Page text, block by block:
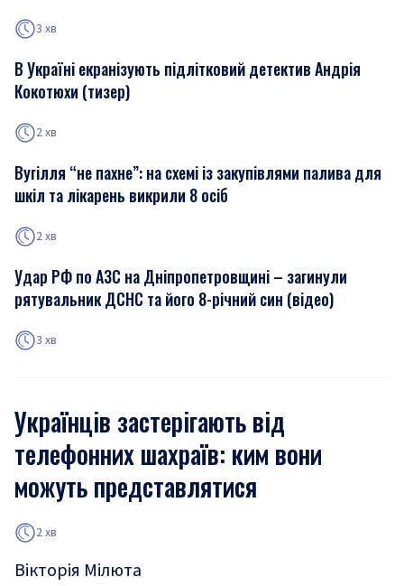
3 хв
В Україні екранізують підлітковий детектив Андрія
Кокотюхи (тизер)
2 хв
Вугілля “не пахне”: на схемі із закупівлями палива для
шкіл та лікарень викрили 8 осіб
2 хв
Удар РФ по АЗС на Дніпропетровщині – загинули
рятувальник ДСНС та його 8-річний син (відео)
3 хв
Українців застерігають від
телефонних шахраїв: ким вони
можуть представлятися
2 хв
Вікторія Мілюта